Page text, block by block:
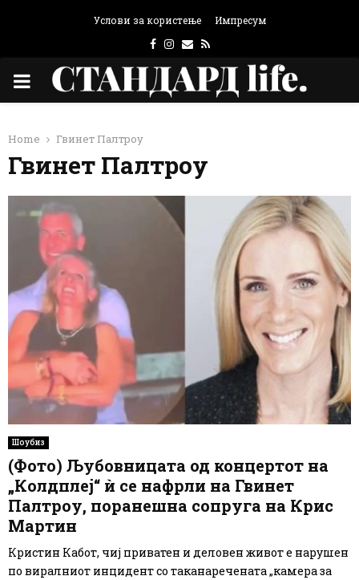
Услови за користење Импресум
Facebook
Instagram
Email
Rss
PRIMARY
Home Гвинет Палтроу
Гвинет Палтроу
Шоубиз
(Фото) Љубовницата од концертот на
„Колдплеј“ ѝ се нафрли на Гвинет
Палтроу, поранешна сопруга на Крис
Мартин
Кристин Кабот, чиј приватен и деловен живот е нарушен
по виралниот инцидент со таканаречената „камера за